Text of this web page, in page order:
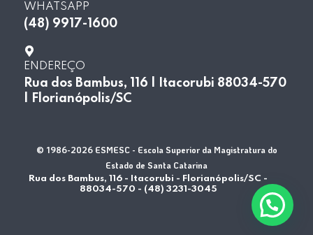
WHATSAPP
(48) 9917-1600
ENDEREÇO
Rua dos Bambus, 116 | Itacorubi 88034-570
| Florianópolis/SC
© 1986-2026 ESMESC - Escola Superior da Magistratura do
Estado de Santa Catarina
Rua dos Bambus, 116 - Itacorubi - Florianópolis/SC -
88034-570 - (48) 3231-3045